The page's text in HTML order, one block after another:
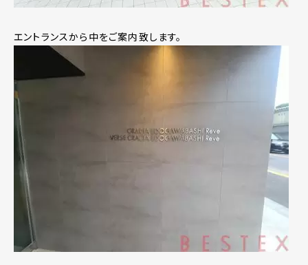
エントランスから中をご案内致します。